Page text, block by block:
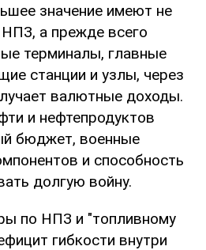
значение имеют не
а прежде всего
терминалы, главные
станции и узлы, через
валютные доходы.
и нефтепродуктов
бюджет, военные
и способность
долгую войну.
по НПЗ и "топливному
гибкости внутри